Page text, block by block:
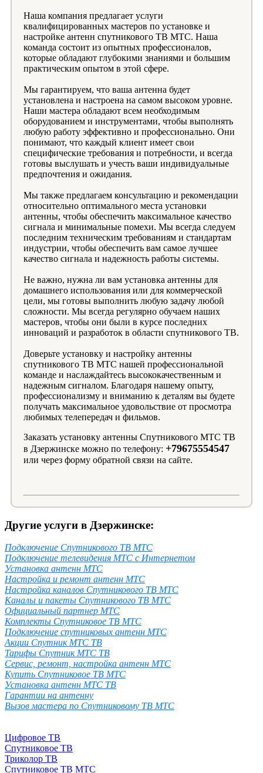
Наша компания предлагает услуги
квалифицированных мастеров по установке и
настройке антенн спутникового ТВ МТС. Наша
команда состоит из опытных профессионалов,
которые обладают глубокими знаниями и большим
практическим опытом в этой сфере.
Мы гарантируем, что ваша антенна будет
установлена и настроена на самом высоком уровне.
Наши мастера обладают всем необходимым
оборудованием и инструментами, чтобы выполнять
любую работу эффективно и профессионально. Они
понимают, что каждый клиент имеет свои
специфические требования и потребности, и всегда
готовы выслушать и учесть ваши индивидуальные
предпочтения и ожидания.
Мы также предлагаем консультацию и рекомендации
относительно оптимального места установки
антенны, чтобы обеспечить максимальное качество
сигнала и минимальные помехи. Мы всегда следуем
последним техническим требованиям и стандартам
индустрии, чтобы обеспечить вам самое лучшее
качество сигнала и надежность работы системы.
Не важно, нужна ли вам установка антенны для
домашнего использования или для коммерческой
цели, мы готовы выполнить любую задачу любой
сложности. Мы всегда регулярно обучаем наших
мастеров, чтобы они были в курсе последних
инноваций и разработок в области спутникового ТВ.
Доверьте установку и настройку антенны
спутникового ТВ МТС нашей профессиональной
команде и наслаждайтесь высококачественным и
надежным сигналом. Благодаря нашему опыту,
профессионализму и вниманию к деталям вы будете
получать максимальное удовольствие от просмотра
любимых телепередач и фильмов.
Заказать установку антенны Спутникового МТС ТВ
в Дзержинске можно по телефону: +79675554547
или через форму обратной связи на сайте.
Другие услуги в Дзержинске:
Подключение Спутникового ТВ МТС
Подключение телевидения МТС с Интернетом
Установка антенн МТС
Настройка и ремонт антенн МТС
Настройка каналов Спутникового ТВ МТС
Каналы и пакеты Спутникового ТВ МТС
Официальный партнер МТС
Комплекты Спутниковое ТВ МТС
Подключение спутниковых антенн МТС
Акции Спутник МТС ТВ
Тарифы Спутник МТС ТВ
Сервис, ремонт, настройка антенн МТС
Купить Спутниковое ТВ МТС
Установка антенн МТС ТВ
Гарантии на антенну
Вызов мастера по Спутниковому ТВ МТС
Цифровое ТВ
Спутниковое ТВ
Триколор ТВ
Спутниковое ТВ МТС